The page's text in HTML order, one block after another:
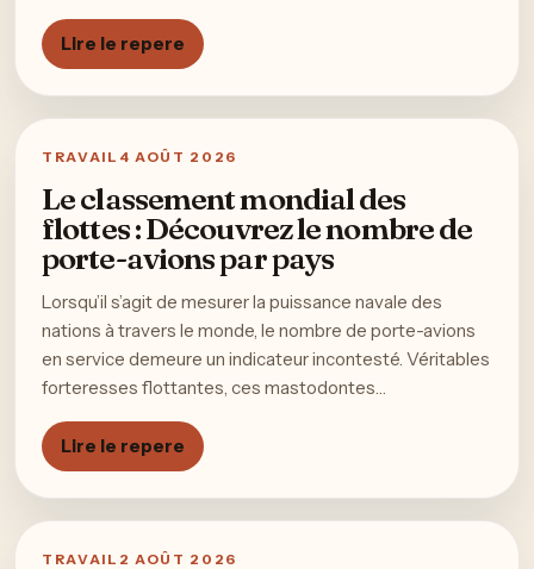
Lire le repere
TRAVAIL 4 AOÛT 2026
Le classement mondial des
flottes : Découvrez le nombre de
porte-avions par pays
Lorsqu’il s’agit de mesurer la puissance navale des
nations à travers le monde, le nombre de porte-avions
en service demeure un indicateur incontesté. Véritables
forteresses flottantes, ces mastodontes…
Lire le repere
TRAVAIL 2 AOÛT 2026